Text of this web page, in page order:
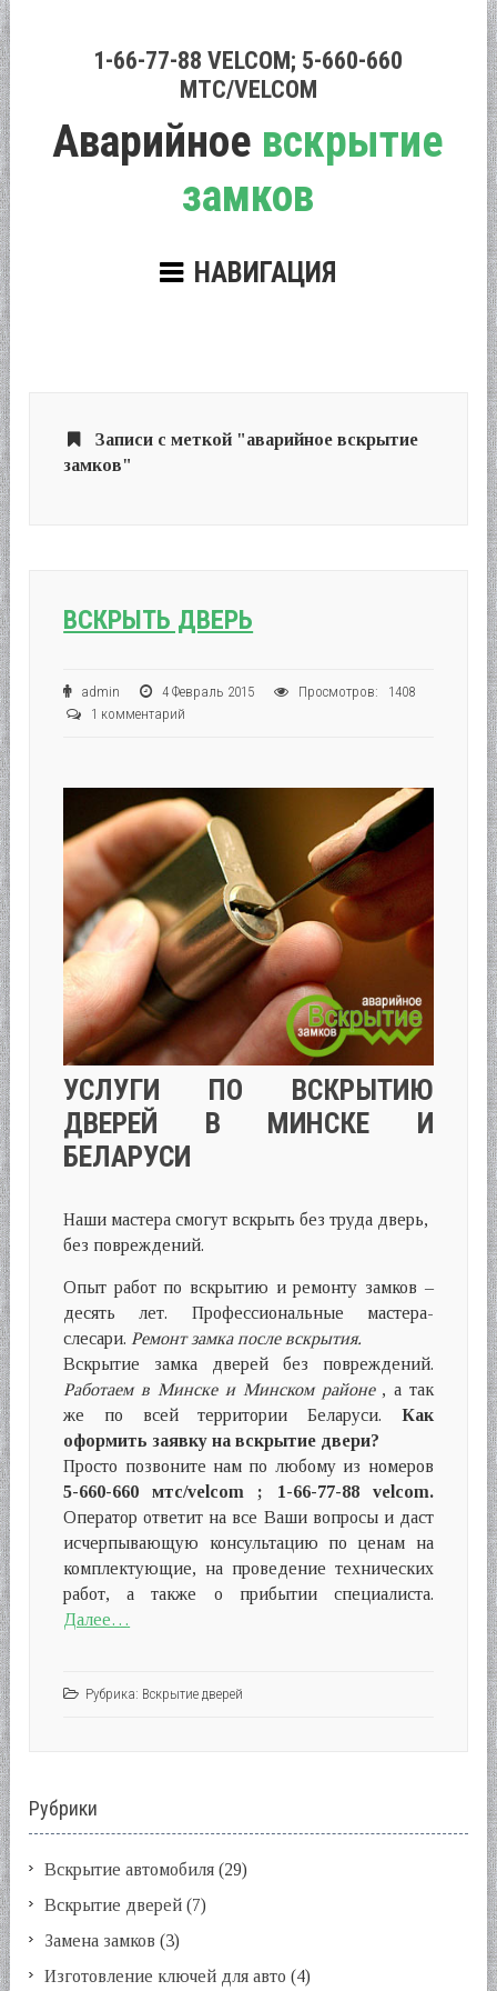
Аварийное вскрытие
замков
1-66-77-88 VELCOM; 5-660-660
МТС/VELCOM
НАВИГАЦИЯ
Записи с меткой "аварийное вскрытие
замков"
ВСКРЫТЬ ДВЕРЬ
admin 4 Февраль 2015
Просмотров: 1408
1 комментарий
УСЛУГИ ПО ВСКРЫТИЮ
ДВЕРЕЙ В МИНСКЕ И
БЕЛАРУСИ
Наши мастера смогут вскрыть без труда дверь,
без повреждений.
Опыт работ по вскрытию и ремонту замков –
десять лет. Профессиональные мастера-
слесари. Ремонт замка после вскрытия.
Вскрытие замка дверей без повреждений.
Работаем в Минске и Минском районе , а так
же по всей территории Беларуси. Как
оформить заявку на вскрытие двери?
Просто позвоните нам по любому из номеров
5-660-660 мтс/velcom ; 1-66-77-88 velcom.
Оператор ответит на все Ваши вопросы и даст
исчерпывающую консультацию по ценам на
комплектующие, на проведение технических
работ, а также о прибытии специалиста.
Далее…
Рубрика: Вскрытие дверей
Рубрики
Вскрытие автомобиля (29)
Вскрытие дверей (7)
Замена замков (3)
Изготовление ключей для авто (4)